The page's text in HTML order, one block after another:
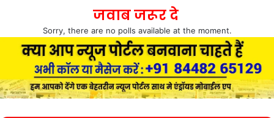
जवाब जरूर दे
Sorry, there are no polls available at the moment.